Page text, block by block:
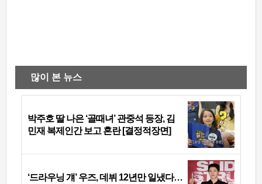
많이 본 뉴스
박주호 딸 나은 ‘골때녀’ 관중석 등장, 김
민재 복제인간 보고 혼란 [결정적장면]
‘드라우닝 걔’ 우즈, 데뷔 12년만 일냈다…